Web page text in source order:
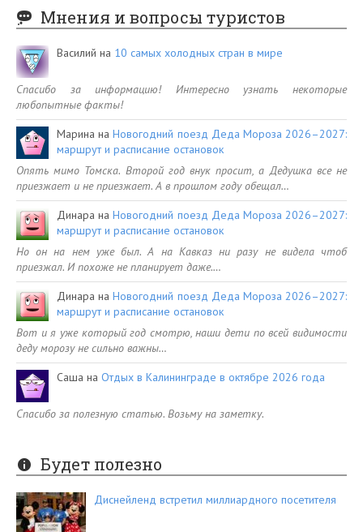
Мнения и вопросы туристов
Василий на 10 самых холодных стран в мире
Спасибо за информацию! Интересно узнать некоторые
любопытные факты!
Марина наНовогодний поезд Деда Мороза 2026–2027:
маршрут и расписание остановок
Опять мимо Томска. Второй год внук просит, а Дедушка все не
приезжает и не приезжает. А в прошлом году обещал…
Динара наНовогодний поезд Деда Мороза 2026–2027:
маршрут и расписание остановок
Но он на нем уже был. А на Кавказ ни разу не видела чтоб
приезжал. И похоже не планирует даже.…
Динара наНовогодний поезд Деда Мороза 2026–2027:
маршрут и расписание остановок
Вот и я уже который год смотрю, наши дети по всей видимости
деду морозу не сильно важны…
Саша на Отдых в Калининграде в октябре 2026 года
Спасибо за полезную статью. Возьму на заметку.
Будет полезно
Диснейленд встретил миллиардного посетителя